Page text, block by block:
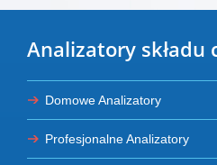
Analizatory składu
Domowe Analizatory
Profesjonalne Analizatory